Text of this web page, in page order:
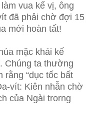
vua kế vị, ông
đã phải chờ đợi 15
mới hoàn tất!
mặc khải kế
Chúng ta thường
rằng “dục tốc bất
vít: Kiên nhẫn chờ
của Ngài trorng